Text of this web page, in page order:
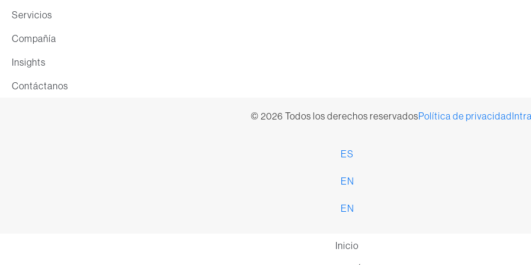
Servicios
Compañía
Insights
Contáctanos
© 2026 Todos los derechos reservadosPolítica de privacidad
ES
EN
EN
Inicio